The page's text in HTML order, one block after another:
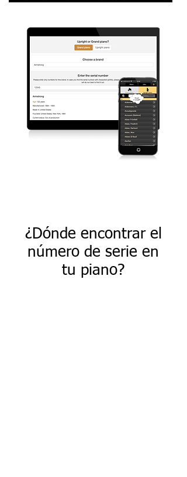
¿Dónde encontrar el
número de serie en
tu piano?